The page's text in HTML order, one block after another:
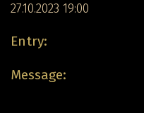
27.10.2023 19:00
Entry:
Message: